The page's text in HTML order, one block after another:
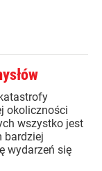
okoliczności
wszystko jest
bardziej
wydarzeń się